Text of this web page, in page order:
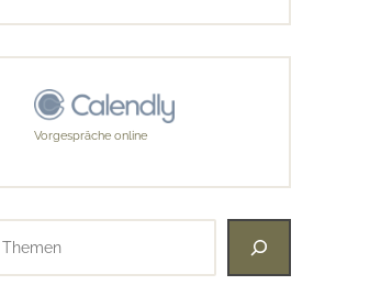
Vorgespräche online